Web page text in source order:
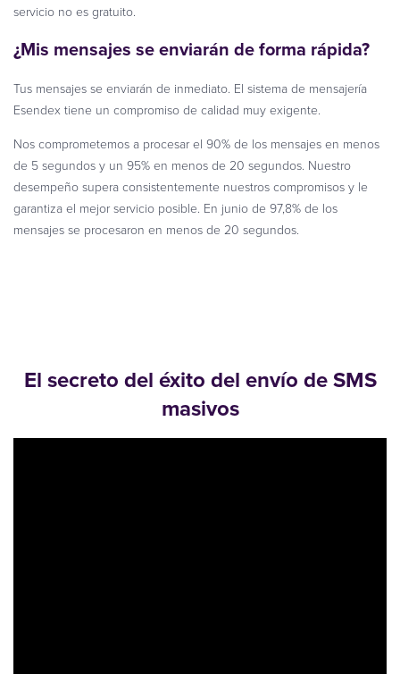
servicio no es gratuito.
¿Mis mensajes se enviarán de forma rápida?
Tus mensajes se enviarán de inmediato. El sistema de mensajería
Esendex tiene un compromiso de calidad muy exigente.
Nos comprometemos a procesar el 90% de los mensajes en menos
de 5 segundos y un 95% en menos de 20 segundos. Nuestro
desempeño supera consistentemente nuestros compromisos y le
garantiza el mejor servicio posible. En junio de 97,8% de los
mensajes se procesaron en menos de 20 segundos.
El secreto del éxito del envío de SMS
masivos